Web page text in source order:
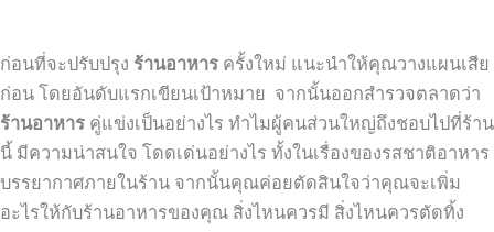
ก่อนที่จะปรับปรุง ร้านอาหาร ครั้งใหม่ แนะนำให้คุณวางแผนเสีย
ก่อน โดยอันดับแรกเขียนเป้าหมาย จากนั้นออกสำรวจตลาดว่า
ร้านอาหาร คู่แข่งเป็นอย่างไร ทำไมผู้คนส่วนใหญ่ถึงชอบไปที่ร้าน
นี้ มีความน่าสนใจ โดดเด่นอย่างไร ทั้งในเรื่องของรสชาติอาหาร
บรรยากาศภายในร้าน จากนั้นคุณค่อยตัดสินใจว่าคุณจะเพิ่ม
อะไรให้กับร้านอาหารของคุณ สิ่งไหนควรมี สิ่งไหนควรตัดทิ้ง